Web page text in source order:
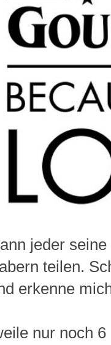
jeder
teilen.
erkenne
nur noch